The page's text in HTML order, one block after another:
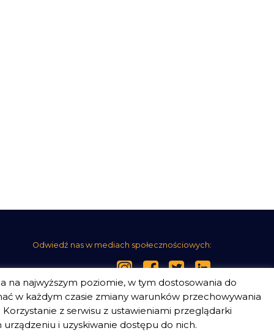
Odwiedź nas w mediach społecznościowych:
najwyższym poziomie, w tym dostosowania do
w każdym czasie zmiany warunków przechowywania
z serwisu z ustawieniami przeglądarki
i uzyskiwanie dostępu do nich.